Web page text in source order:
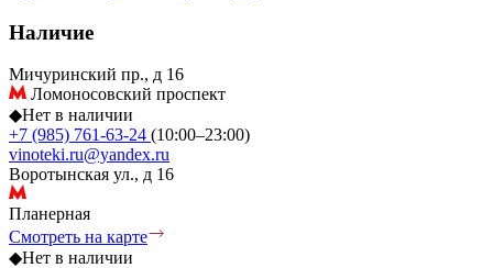
Наличие
Мичуринский пр., д 16
Ломоносовский проспект
◆Нет в наличии
+7 (985) 761-63-24 (10:00–23:00)
vinoteki.ru@yandex.ru
Воротынская ул., д 16
Планерная
Смотреть на карте
◆Нет в наличии